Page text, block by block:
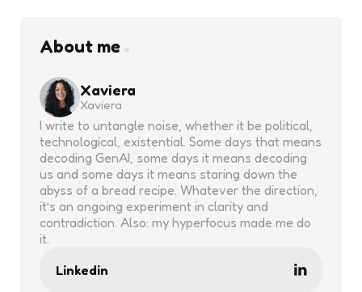
About me
Xaviera
Xaviera
I write to untangle noise, whether it be political,
technological, existential. Some days that means
decoding GenAI, some days it means decoding
us and some days it means staring down the
abyss of a bread recipe. Whatever the direction,
it’s an ongoing experiment in clarity and
contradiction. Also: my hyperfocus made me do
it.
Linkedin